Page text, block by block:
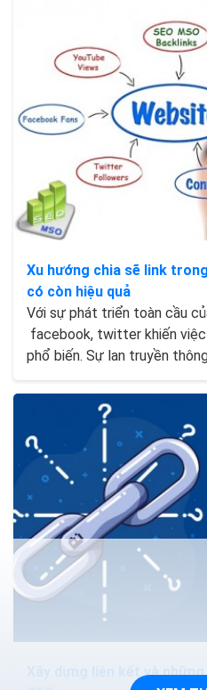
Xu hướng chia sẽ link
có còn hiệu quả
Với sự phát triển toàn cầu
facebook, twitter khiến
phổ biến. Sự lan truyền
Xây dựng liên kết và